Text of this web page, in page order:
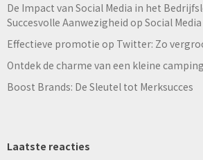
De Impact van Social Media in het
Succesvolle Aanwezigheid op Social
Effectieve promotie op Twitter: Zo
Ontdek de charme van een kleine
Boost Brands: De Sleutel tot Merksucces
Laatste reacties